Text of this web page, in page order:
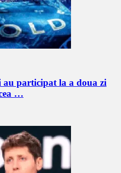
au participat la a doua zi
…